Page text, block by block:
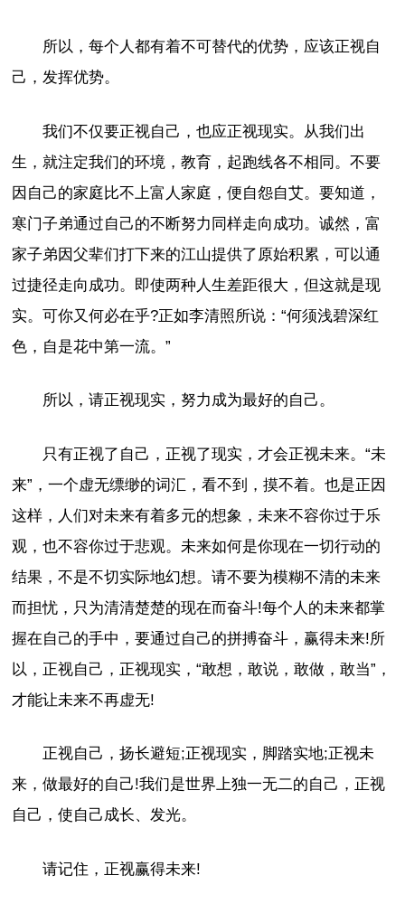
所以，每个人都有着不可替代的优势，应该正视自
己，发挥优势。
我们不仅要正视自己，也应正视现实。从我们出
生，就注定我们的环境，教育，起跑线各不相同。不要
因自己的家庭比不上富人家庭，便自怨自艾。要知道，
寒门子弟通过自己的不断努力同样走向成功。诚然，富
家子弟因父辈们打下来的江山提供了原始积累，可以通
过捷径走向成功。即使两种人生差距很大，但这就是现
实。可你又何必在乎?正如李清照所说：“何须浅碧深红
色，自是花中第一流。”
所以，请正视现实，努力成为最好的自己。
只有正视了自己，正视了现实，才会正视未来。“未
来”，一个虚无缥缈的词汇，看不到，摸不着。也是正因
这样，人们对未来有着多元的想象，未来不容你过于乐
观，也不容你过于悲观。未来如何是你现在一切行动的
结果，不是不切实际地幻想。请不要为模糊不清的未来
而担忧，只为清清楚楚的现在而奋斗!每个人的未来都掌
握在自己的手中，要通过自己的拼搏奋斗，赢得未来!所
以，正视自己，正视现实，“敢想，敢说，敢做，敢当”，
才能让未来不再虚无!
正视自己，扬长避短;正视现实，脚踏实地;正视未
来，做最好的自己!我们是世界上独一无二的自己，正视
自己，使自己成长、发光。
请记住，正视赢得未来!